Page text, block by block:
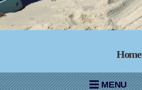
Home
MENU